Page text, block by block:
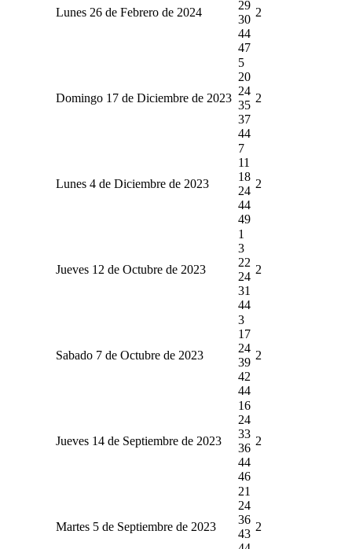
Lunes 26 de Febrero de 2024
29
30
44
47
2
Domingo 17 de Diciembre de 2023
5
20
24
35
37
44
2
Lunes 4 de Diciembre de 2023
7
11
18
24
44
49
2
Jueves 12 de Octubre de 2023
1
3
22
24
31
44
2
Sabado 7 de Octubre de 2023
3
17
24
39
42
44
2
Jueves 14 de Septiembre de 2023
16
24
33
36
44
46
2
Martes 5 de Septiembre de 2023
21
24
36
43
2